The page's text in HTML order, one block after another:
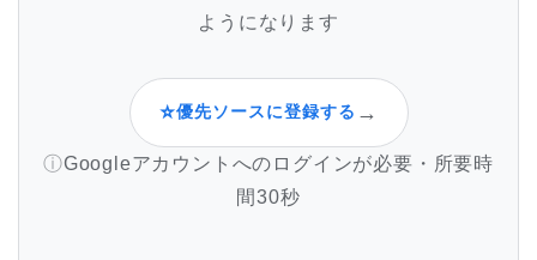
ようになります
⭐優先ソースに登録する →
Googleアカウントへのログインが必要・所要時
間30秒